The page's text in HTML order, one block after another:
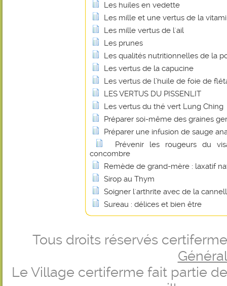
Les huiles en vedette
Les mille et une vertus de la
Les mille vertus de l'ail
Les prunes
Les qualités nutritionnelles de la
Les vertus de la capucine
Les vertus de l’huile de foie de
LES VERTUS DU PISSENLIT
Les vertus du thé vert Lung Ching
Préparer soi-même des graines
Préparer une infusion de sauge
Prévenir les rougeurs du
concombre
Remède de grand-mère : laxatif
Sirop au Thym
Soigner l'arthrite avec de la
Sureau : délices et bien être
Tous droits réservés
Le Village certiferme fait partie